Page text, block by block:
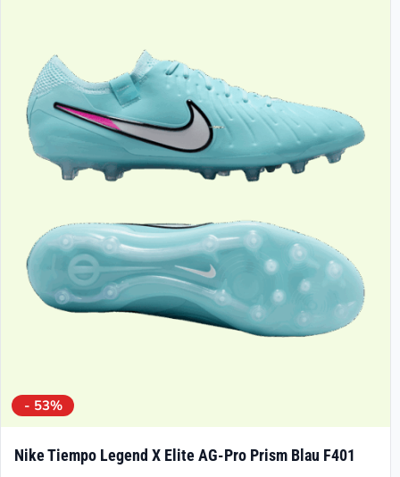
auf.
Die
Optionen
können
Produktseite
gewählt
- 53%
Nike Tiempo Legend X Elite AG-Pro Prism Blau F401